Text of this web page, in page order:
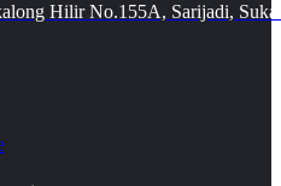
Hilir No.155A, Sarijadi,